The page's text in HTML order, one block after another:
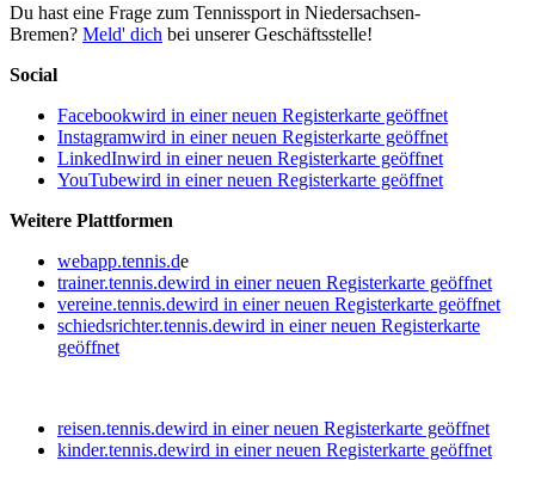
Du hast eine Frage zum Tennissport in Niedersachsen-
Bremen? Meld' dich bei unserer Geschäftsstelle!
Social
Facebookwird in einer neuen Registerkarte geöffnet
Instagramwird in einer neuen Registerkarte geöffnet
LinkedInwird in einer neuen Registerkarte geöffnet
YouTubewird in einer neuen Registerkarte geöffnet
Weitere Plattformen
webapp.tennis.de
trainer.tennis.dewird in einer neuen Registerkarte geöffnet
vereine.tennis.dewird in einer neuen Registerkarte geöffnet
schiedsrichter.tennis.dewird in einer neuen Registerkarte
geöffnet
reisen.tennis.dewird in einer neuen Registerkarte geöffnet
kinder.tennis.dewird in einer neuen Registerkarte geöffnet